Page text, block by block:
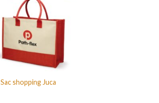
Sac shopping Juca